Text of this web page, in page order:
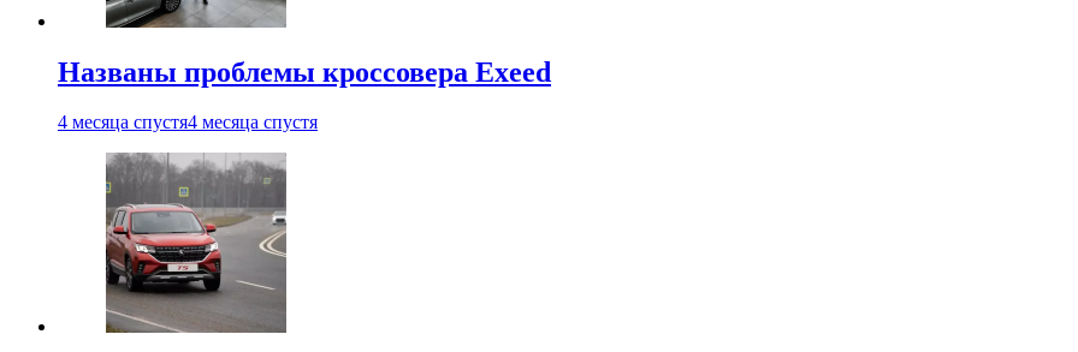
Названы проблемы кроссовера Exeed
4 месяца спустя4 месяца спустя